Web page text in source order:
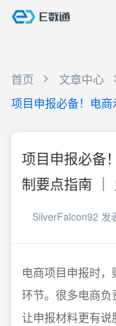
首页
文章中心
项目申报必备！电
项目申报必备
制要点指南
SilverFalcon92 发
电商项目申报时
环节。很多电商负
让申报材料更有说